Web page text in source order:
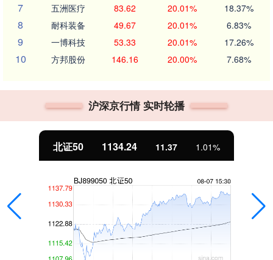
7 五洲医疗 83.62 20.01% 18.37%
8 耐科装备 49.67 20.01% 6.83%
9 一博科技 53.33 20.01% 17.26%
10 方邦股份 146.16 20.00% 7.68%
沪深京行情 实时轮播
北证50 1134.24 11.37 1.01%